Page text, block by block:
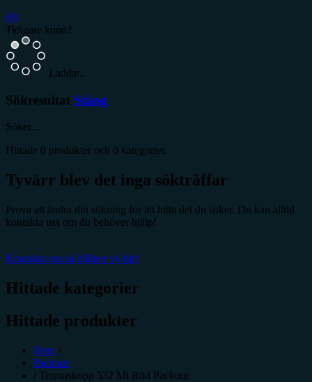
(0)
Tidigare kund?
Laddar..
Sökresultat Stäng
Söker...
Hittade 0 produkter och 0 kategorier.
Tyvärr blev det inga sökträffar
Prova att ändra din sökning för att hitta det du söker. Du kan alltid
kontakta oss om du behöver hjälp!
Kontakta oss så hjälper vi dig!
Hittade kategorier
Hittade produkter
Hem /
Packout
/ Termoskopp 532 Ml Röd Packout